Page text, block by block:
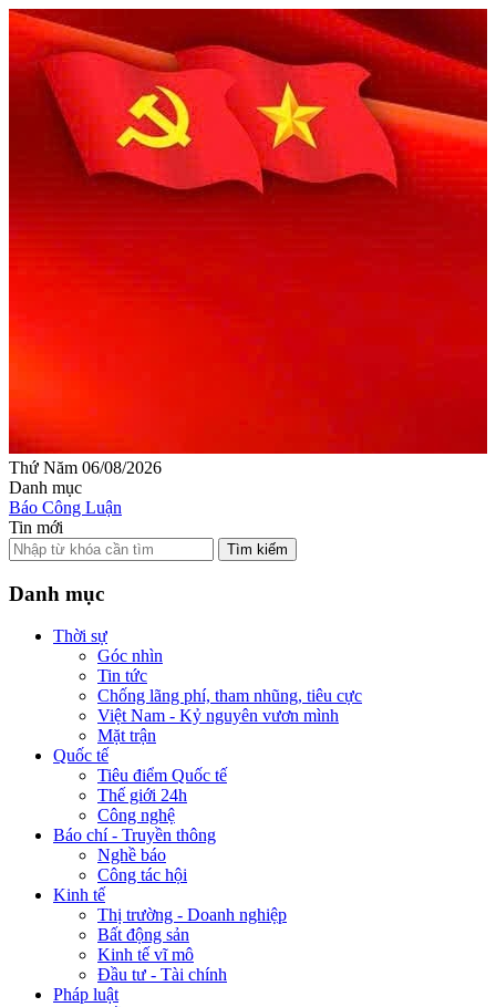
Thứ Năm 06/08/2026
Danh mục
Báo Công Luận
Tin mới
Tìm kiếm
Danh mục
Thời sự
Góc nhìn
Tin tức
Chống lãng phí, tham nhũng, tiêu cực
Việt Nam - Kỷ nguyên vươn mình
Mặt trận
Quốc tế
Tiêu điểm Quốc tế
Thế giới 24h
Công nghệ
Báo chí - Truyền thông
Nghề báo
Công tác hội
Kinh tế
Thị trường - Doanh nghiệp
Bất động sản
Kinh tế vĩ mô
Đầu tư - Tài chính
Pháp luật